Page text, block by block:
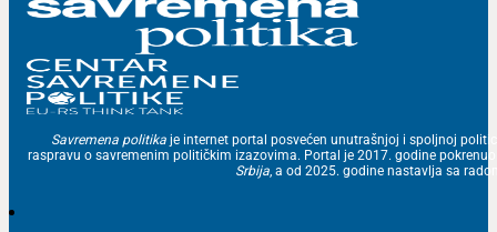
Savremena politika je internet portal posvećen unutrašnjoj i spoljnoj
raspravu o savremenim političkim izazovima. Portal je 2017. godine
Srbija, a od 2025. godine nastavlja sa